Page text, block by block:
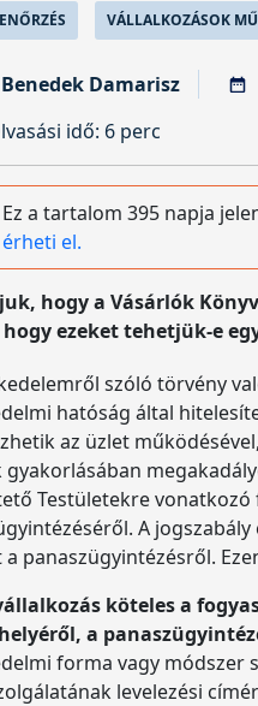
VÁLLALKOZÁSOK
Damarisz
idő: 6 perc
Ez a tartalom 395 napja
érheti el.
hogy a Vásárlók
hogy ezeket tehetjük-e
szóló törvény
hatóság által
az üzlet
gyakorlásában
Testületekre
A
a panaszügyintézésről.
köteles a
a
forma vagy módszer
levelezési